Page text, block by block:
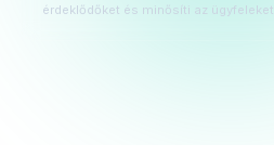
érdeklődőket és minősíti az ügyfeleket.